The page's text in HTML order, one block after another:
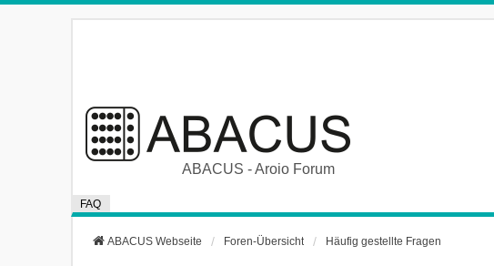
ABACUS - Aroio Forum
FAQ
ABACUS Webseite Foren-Übersicht Häufig gestellte Fragen